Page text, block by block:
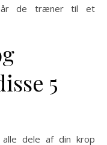
de træner til et
5
dele af din krop